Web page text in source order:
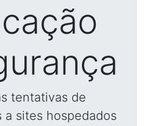
tentativas de
a sites hospedados